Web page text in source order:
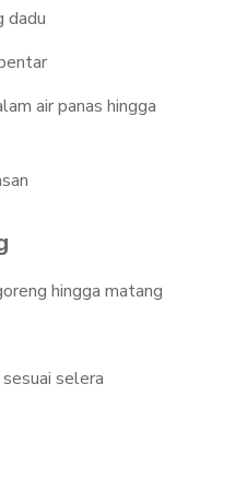
dadu
air panas hingga
hingga matang
selera